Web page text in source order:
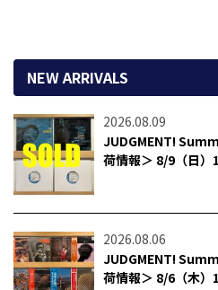
NEW ARRIVALS
2026.08.09
JUDGMENT!
荷情報＞ 8/9（日）
2026.08.06
JUDGMENT!
荷情報＞ 8/6（木）